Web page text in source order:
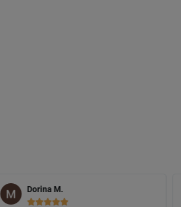
Dorina M.
